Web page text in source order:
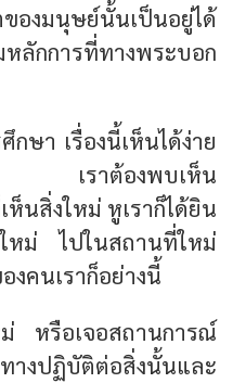
องมนุษย์นั้นเป็นอยู่ได้
ลักการที่ทางพระบอก
กษา เรื่องนี้เห็นได้ง่าย
นี้ เราต้องพบเห็น
นสิ่งใหม่ หูเราก็ได้ยิน
ใหม่ ไปในสถานที่ใหม่
คนเราก็อย่างนี้
ม่ หรือเจอสถานการณ์
ปฏิบัติต่อสิ่งนั้นและ